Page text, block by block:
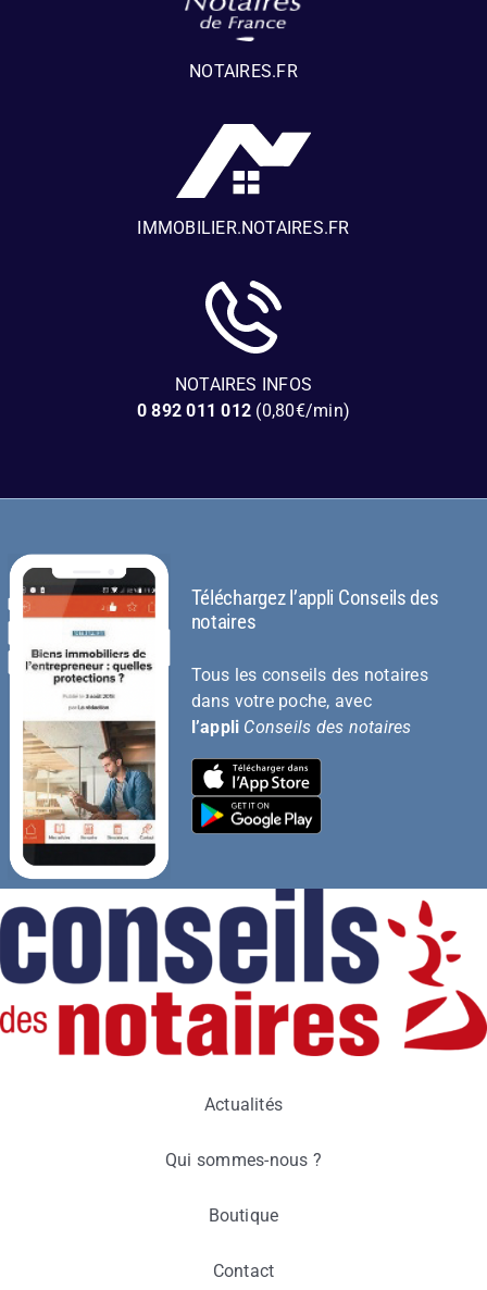
NOTAIRES.FR
IMMOBILIER.NOTAIRES.FR
NOTAIRES INFOS
0 892 011 012 (0,80€/min)
Téléchargez l’appli Conseils des
notaires
Tous les conseils des notaires
dans votre poche, avec
l’appli Conseils des notaires
Actualités
Qui sommes-nous ?
Boutique
Contact